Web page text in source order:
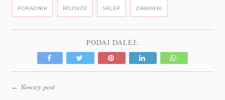
PORADNIK ROZWÓJ SKLEP ZABAWKI
PODAJ DALEJ:
←Nowszy post